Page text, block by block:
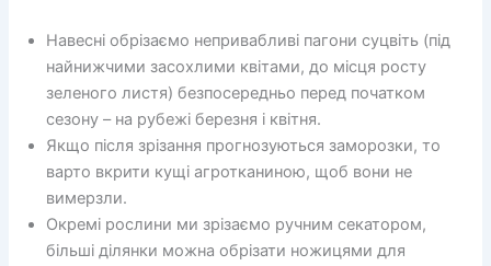
Навесні обрізаємо непривабливі пагони суцвіть (під
найнижчими засохлими квітами, до місця росту
зеленого листя) безпосередньо перед початком
сезону – на рубежі березня і квітня.
Якщо після зрізання прогнозуються заморозки, то
варто вкрити кущі агротканиною, щоб вони не
вимерзли.
Окремі рослини ми зрізаємо ручним секатором,
більші ділянки можна обрізати ножицями для